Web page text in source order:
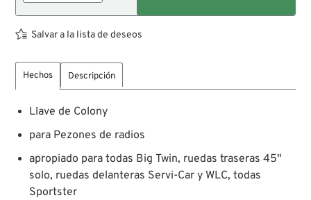
Salvar a la lista de deseos
Hechos Descripción
Llave de Colony
para Pezones de radios
apropiado para todas Big Twin, ruedas traseras 45"
solo, ruedas delanteras Servi-Car y WLC, todas
Sportster